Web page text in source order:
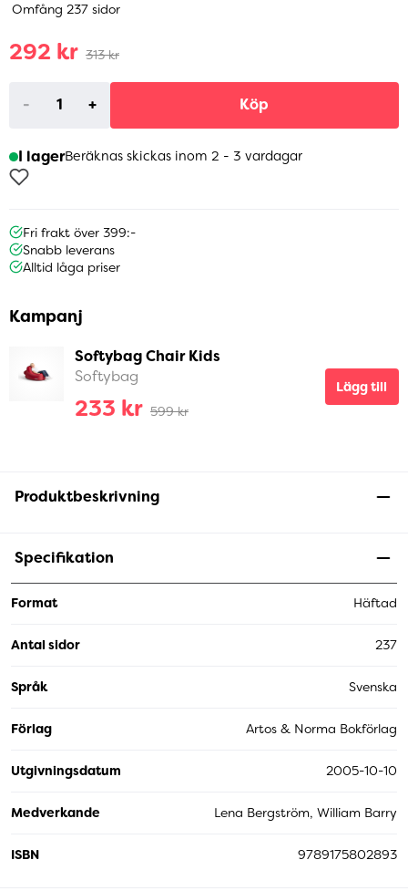
Omfång 237 sidor
292 kr 313 kr
- + Köp
I lagerBeräknas skickas inom 2 - 3 vardagar
Fri frakt över 399:-
Snabb leverans
Alltid låga priser
Kampanj
Softybag Chair Kids
Softybag
233 kr 599 kr
Lägg till
Produktbeskrivning
Specifikation
Format Häftad
Antal sidor 237
Språk Svenska
Förlag Artos & Norma Bokförlag
Utgivningsdatum 2005-10-10
Medverkande Lena Bergström, William Barry
ISBN 9789175802893